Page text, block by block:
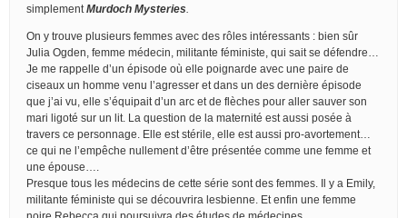
simplement Murdoch Mysteries
On y trouve plusieurs femmes avec des rôles intéressants : bien sûr
Julia Ogden, femme médecin, militante féministe, qui sait se défendre…
Je me rappelle d’un épisode où elle poignarde avec une paire de
ciseaux un homme venu l’agresser et dans un des dernière épisode
que j’ai vu, elle s’équipait d’un arc et de flèches pour aller sauver son
mari ligoté sur un lit. La question de la maternité est aussi posée à
travers ce personnage. Elle est stérile, elle est aussi pro-avortement…
ce qui ne l’empêche nullement d’être présentée comme une femme et
une épouse….
Presque tous les médecins de cette série sont des femmes. Il y a Emily,
militante féministe qui se découvrira lesbienne. Et enfin une femme